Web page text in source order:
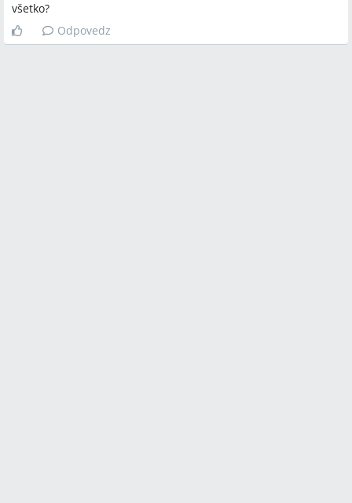
všetko?
Odpovedz